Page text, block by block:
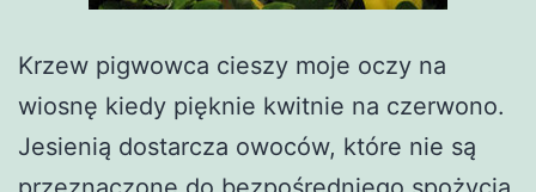
Krzew pigwowca cieszy moje oczy na
wiosnę kiedy pięknie kwitnie na czerwono.
Jesienią dostarcza owoców, które nie są